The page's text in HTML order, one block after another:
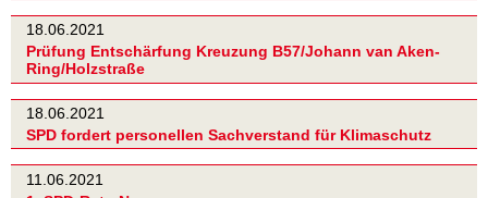
18.06.2021
Prüfung Entschärfung Kreuzung B57/Johann van Aken-
Ring/Holzstraße
18.06.2021
SPD fordert personellen Sachverstand für Klimaschutz
11.06.2021